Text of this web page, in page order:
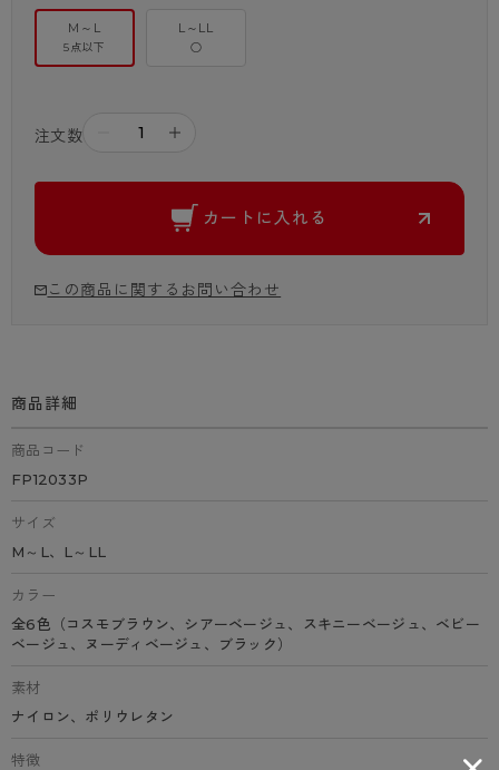
M～L
5点以下
L～LL
○
注文数 ＋
カートに入れる
この商品に関するお問い合わせ
商品詳細
商品コード
FP12033P
サイズ
M～L、L～LL
カラー
全6色（コスモブラウン、シアーベージュ、スキニーベージュ、ベビー
ベージュ、ヌーディベージュ、ブラック）
素材
ナイロン、ポリウレタン
特徴